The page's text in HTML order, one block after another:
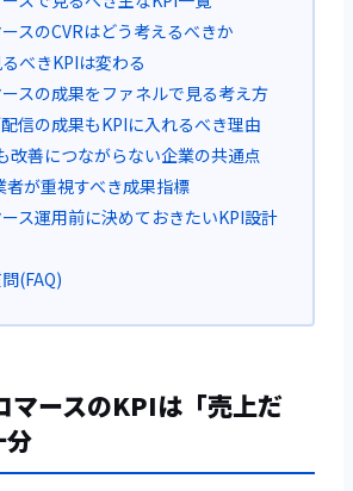
スのCVRはどう考えるべきか
べきKPIは変わる
スの成果をファネルで見る考え方
信の成果もKPIに入れるべき理由
改善につながらない企業の共通点
者が重視すべき成果指標
ス運用前に決めておきたいKPI設計
(FAQ)
マースのKPIは「売上だ
分